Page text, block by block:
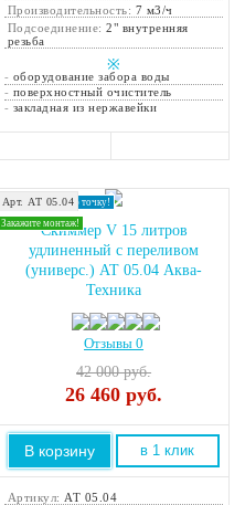
Производительность: 7 м3/ч
Подсоединение:2" внутренняя
резьба
※
- оборудование забора воды
- поверхностный очиститель
- закладная из нержавейки
Доставка в любую точку!
Закажите монтаж!
Арт. АТ 05.04
Скиммер V 15 литров
удлиненный с переливом
(универс.) АТ 05.04 Аква-
Техника
Отзывы 0
42 000 руб.
26 460 руб.
В корзину в 1 клик
Артикул: АТ 05.04